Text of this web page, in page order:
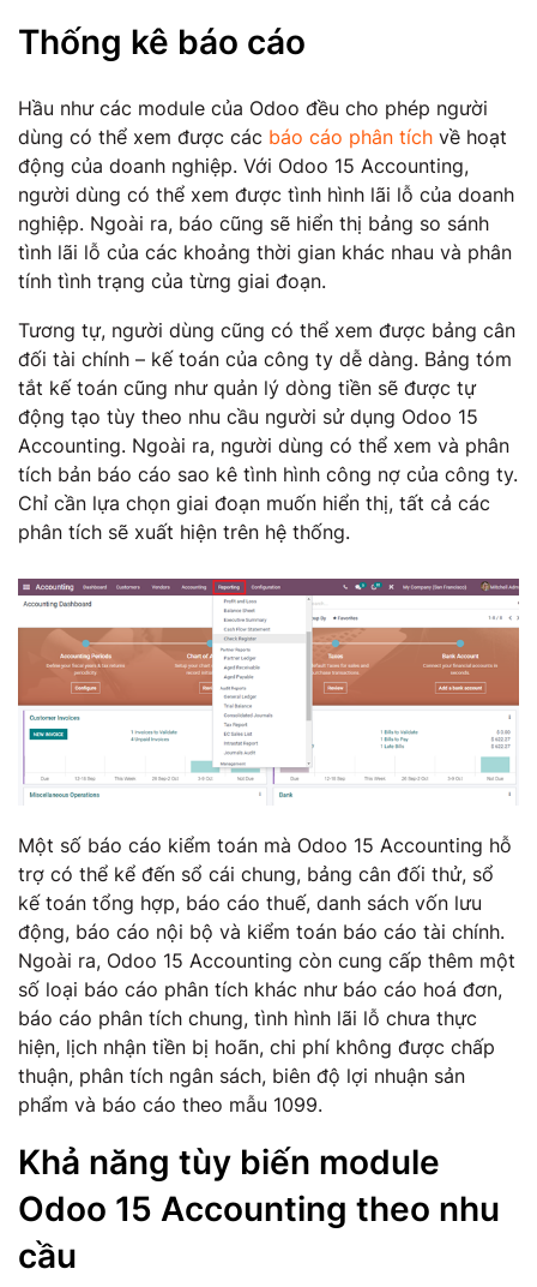
Thống kê báo cáo
Hầu như các module của Odoo đều cho phép người
dùng có thể xem được các báo cáo phân tích về hoạt
động của doanh nghiệp. Với Odoo 15 Accounting,
người dùng có thể xem được tình hình lãi lỗ của doanh
nghiệp. Ngoài ra, báo cũng sẽ hiển thị bảng so sánh
tình lãi lỗ của các khoảng thời gian khác nhau và phân
tính tình trạng của từng giai đoạn.
Tương tự, người dùng cũng có thể xem được bảng cân
đối tài chính – kế toán của công ty dễ dàng. Bảng tóm
tắt kế toán cũng như quản lý dòng tiền sẽ được tự
động tạo tùy theo nhu cầu người sử dụng Odoo 15
Accounting. Ngoài ra, người dùng có thể xem và phân
tích bản báo cáo sao kê tình hình công nợ của công ty.
Chỉ cần lựa chọn giai đoạn muốn hiển thị, tất cả các
phân tích sẽ xuất hiện trên hệ thống.
Một số báo cáo kiểm toán mà Odoo 15 Accounting hỗ
trợ có thể kể đến sổ cái chung, bảng cân đối thử, sổ
kế toán tổng hợp, báo cáo thuế, danh sách vốn lưu
động, báo cáo nội bộ và kiểm toán báo cáo tài chính.
Ngoài ra, Odoo 15 Accounting còn cung cấp thêm một
số loại báo cáo phân tích khác như báo cáo hoá đơn,
báo cáo phân tích chung, tình hình lãi lỗ chưa thực
hiện, lịch nhận tiền bị hoãn, chi phí không được chấp
thuận, phân tích ngân sách, biên độ lợi nhuận sản
phẩm và báo cáo theo mẫu 1099.
Khả năng tùy biến module
Odoo 15 Accounting theo nhu
cầu